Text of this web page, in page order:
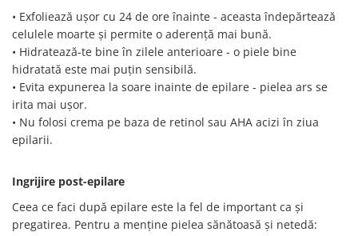
• Exfoliează ușor cu 24 de ore înainte - aceasta îndepărtează
celulele moarte și permite o aderență mai bună.
• Hidratează-te bine în zilele anterioare - o piele bine
hidratată este mai puțin sensibilă.
• Evita expunerea la soare inainte de epilare - pielea ars se
irita mai ușor.
• Nu folosi crema pe baza de retinol sau AHA acizi în ziua
epilarii.
Ingrijire post-epilare
Ceea ce faci după epilare este la fel de important ca și
pregatirea. Pentru a menține pielea sănătoasă și netedă: